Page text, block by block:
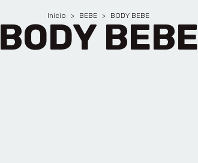
Inicio > BEBE > BODY BEBE
BODY BEBE